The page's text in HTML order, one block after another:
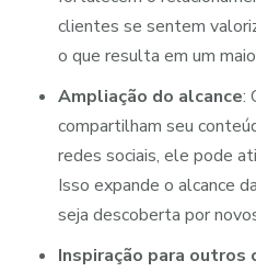
clientes se sentem
o que resulta em um
Ampliação do alcance:
compartilham seu
redes sociais, ele pode
Isso expande o alcance
seja descoberta por
Inspiração para outros